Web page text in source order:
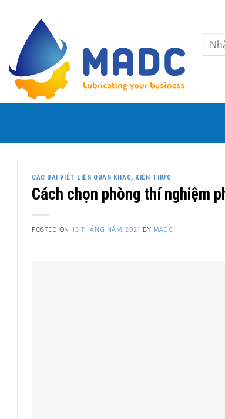
to
content
Tìm
kiếm:
CÁC BÀI VIẾT LIÊN QUAN KHÁC, KIẾN THỨC
Cách chọn phòng thí nghiệm
POSTED ON 13 THÁNG NĂM, 2021 BY MADC